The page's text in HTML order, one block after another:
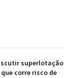
superlotação
corre risco de